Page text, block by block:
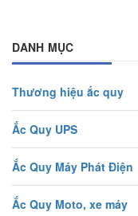
DANH MỤC
Thương hiệu ắc quy
Ắc Quy UPS
Ắc Quy Máy Phát Điện
Ắc Quy Moto, xe máy